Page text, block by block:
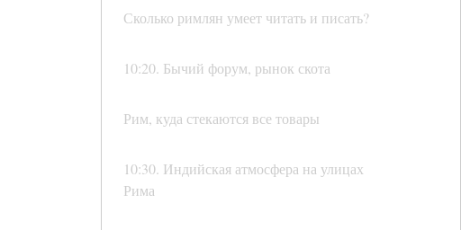
Сколько римлян умеет читать и писать?
10:20. Бычий форум, рынок скота
Рим, куда стекаются все товары
10:30. Индийская атмосфера на улицах
Рима